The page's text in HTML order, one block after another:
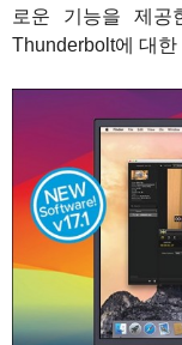
로운 기능을 제공
Thunderbolt에 대